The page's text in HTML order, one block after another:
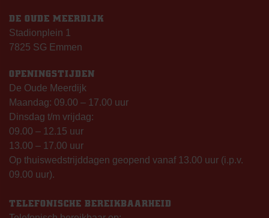
DE OUDE MEERDIJK
Stadionplein 1
7825 SG Emmen
OPENINGSTIJDEN
De Oude Meerdijk
Maandag: 09.00 – 17.00 uur
Dinsdag t/m vrijdag:
09.00 – 12.15 uur
13.00 – 17.00 uur
Op thuiswedstrijddagen geopend vanaf 13.00 uur (i.p.v.
09.00 uur).
TELEFONISCHE BEREIKBAARHEID